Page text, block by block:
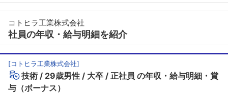
コトヒラ工業株式会社
社員の年収・給与明細を紹介
[コトヒラ工業株式会社]
技術 29歳男性 大卒 正社員 の年収・給与明細・賞
与（ボーナス）